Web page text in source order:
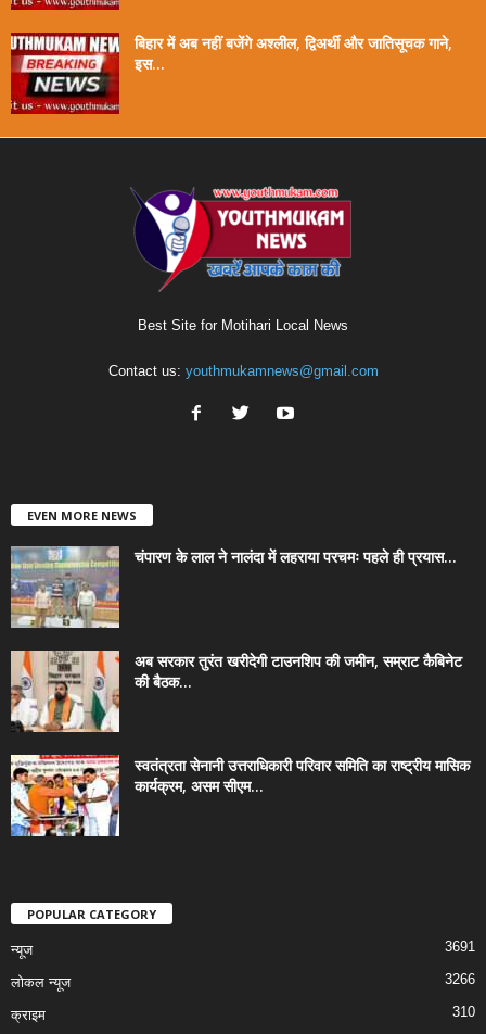
बिहार में अब नहीं बजेंगे अश्लील, द्विअर्थी और जातिसूचक गाने,
इस...
Best Site for Motihari Local News
Contact us: youthmukamnews@gmail.com
EVEN MORE NEWS
चंपारण के लाल ने नालंदा में लहराया परचमः पहले ही प्रयास...
अब सरकार तुरंत खरीदेगी टाउनशिप की जमीन, सम्राट कैबिनेट
की बैठक...
स्वतंत्रता सेनानी उत्तराधिकारी परिवार समिति का राष्ट्रीय मासिक
कार्यक्रम, असम सीएम...
POPULAR CATEGORY
न्यूज 3691
लोकल न्यूज 3266
क्राइम 310